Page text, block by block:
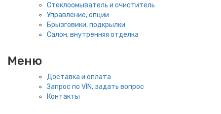
Стеклоомыватель и очиститель
Управление, опции
Брызговики, подкрылки
Салон, внутренняя отделка
Меню
Доставка и оплата
Запрос по VIN, задать вопрос
Контакты